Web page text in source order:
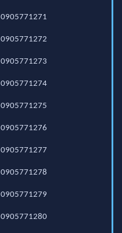
0905771271
0905771272
0905771273
0905771274
0905771275
0905771276
0905771277
0905771278
0905771279
0905771280